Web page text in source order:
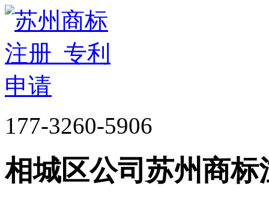
177-3260-5906
相城区公司苏州商